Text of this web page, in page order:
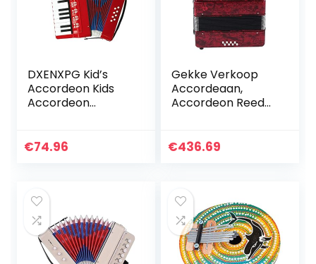
DXENXPG Kid’s
Accordeon Kids
Accordeon
meer dan de
€74.96
Gekke Verkoop
Accordeaan,
Accordeon Reed
Beginner voor
€436.69